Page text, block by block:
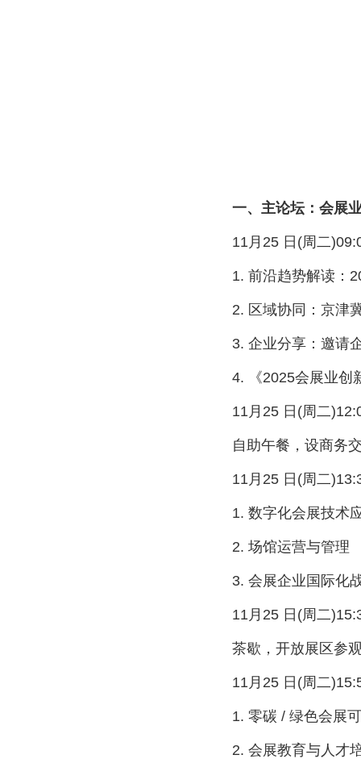
一、主论坛：会展业
11月25 日(周二
1. 前沿趋势解读：
2. 区域协同：京津冀
3. 企业分享：邀请企
4. 《2025会展业创
11月25 日(周二
自助午餐，设商务交
11月25 日(周二
1. 数字化会展技术
2. 场馆运营与管理
3. 会展企业国际化战
11月25 日(周二
茶歇，开放展区参观
11月25 日(周二
1. 零碳 / 绿色会展可
2. 会展教育与人才培